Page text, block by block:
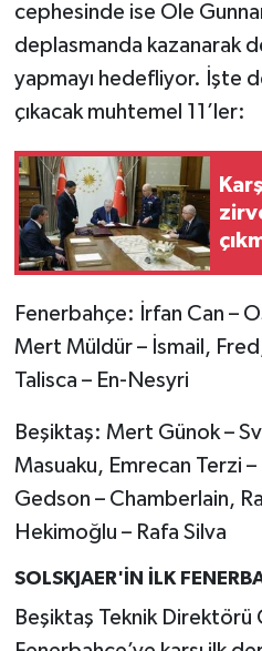
cephesinde ise Ole
deplasmanda kazanarak
yapmayı hedefliyor. İşte
çıkacak muhtemel 11’ler:
Fenerbahçe: İrfan Can –
Mert Müldür – İsmail,
Talisca – En-Nesyri
Beşiktaş: Mert Günok –
Masuaku, Emrecan Terzi
Gedson – Chamberlain,
Hekimoğlu – Rafa Silva
SOLSKJAER'İN İLK
Beşiktaş Teknik Direktörü